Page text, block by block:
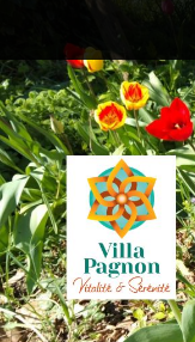
i
n
m
e
n
u
i
p
t
o
c
o
n
t
e
n
t